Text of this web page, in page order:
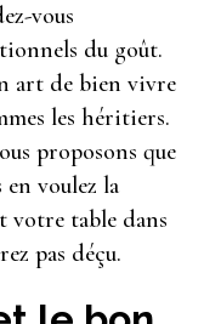
vous
du goût.
art de bien vivre
les héritiers.
proposons que
voulez la
votre table dans
pas déçu.